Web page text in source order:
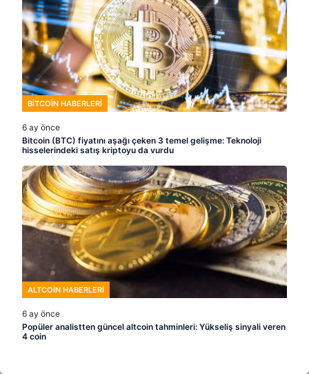
BITCOIN HABERLERI
6 ay önce
Bitcoin (BTC) fiyatını aşağı çeken 3 temel gelişme: Teknoloji
hisselerindeki satış kriptoyu da vurdu
ALTCOIN HABERLERI
6 ay önce
Popüler analistten güncel altcoin tahminleri: Yükseliş sinyali veren
4 coin